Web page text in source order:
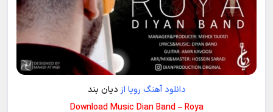
دانلود آهنگ رویا از دیان بند
Download Music Dian Band – Roya